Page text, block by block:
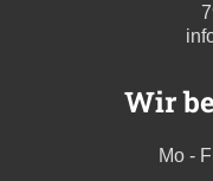
Wir
Mo -